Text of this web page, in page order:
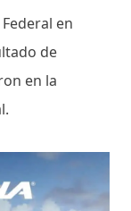
en
de
en la